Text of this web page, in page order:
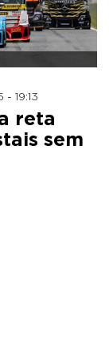
19:13
reta
sem